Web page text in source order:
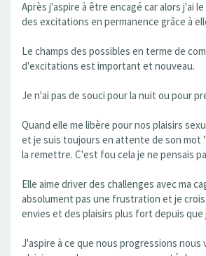
Après j'aspire à être encagé car alors j'ai
des excitations en permanence grâce à
Le champs des possibles en terme de
d'excitations est important et nouveau.
Je n'ai pas de souci pour la nuit ou pour
Quand elle me libère pour nos plaisirs
et je suis toujours en attente de son mot
la remettre. C'est fou cela je ne pensais
Elle aime driver des challenges avec ma
absolument pas une frustration et je crois
envies et des plaisirs plus fort depuis que
J'aspire à ce que nous progressions nous